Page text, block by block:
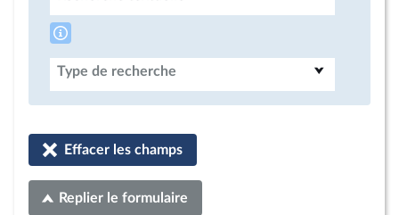
Type de recherche
Effacer les champs
Replier le formulaire